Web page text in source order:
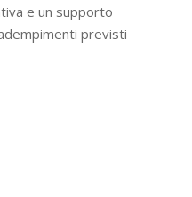
e un supporto
previsti